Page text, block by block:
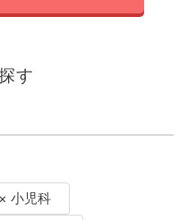
す
小児科